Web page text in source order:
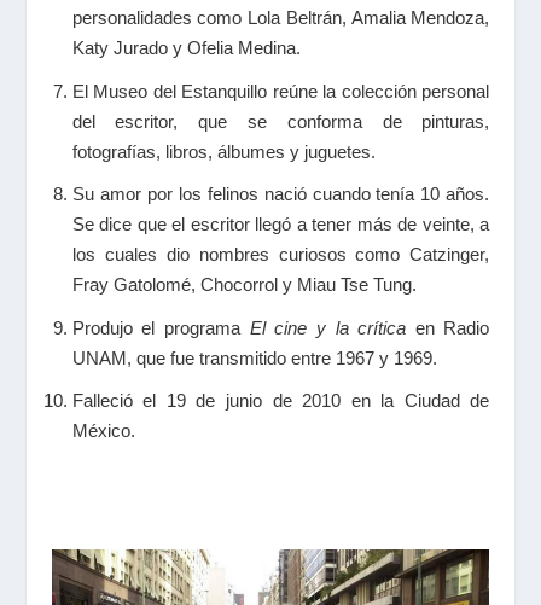
personalidades como Lola Beltrán, Amalia Mendoza,
Katy Jurado y Ofelia Medina.
El Museo del Estanquillo reúne la colección personal
del escritor, que se conforma de pinturas,
fotografías, libros, álbumes y juguetes.
Su amor por los felinos nació cuando tenía 10 años.
Se dice que el escritor llegó a tener más de veinte, a
los cuales dio nombres curiosos como Catzinger,
Fray Gatolomé, Chocorrol y Miau Tse Tung.
Produjo el programa El cine y la crítica en Radio
UNAM, que fue transmitido entre 1967 y 1969.
Falleció el 19 de junio de 2010 en la Ciudad de
México.